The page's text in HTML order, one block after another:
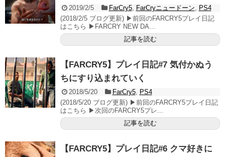
2019/2/5 FarCry5, FarCryニュードーン, PS4
(2018/2/5 ブログ更新) ▶前回のFARCRY5プレイ日記
はこちら ▶FARCRY NEW DA...
記事を読む
【FARCRY5】プレイ日記#7 気付かぬう
ちにすり込まれていく
2018/5/20 FarCry5, PS4
(2018/5/20 ブログ更新) ▶前回のFARCRY5プレイ日記
はこちら ▶次回のFARCRY5プレ...
記事を読む
【FARCRY5】プレイ日記#6 クマ好きに